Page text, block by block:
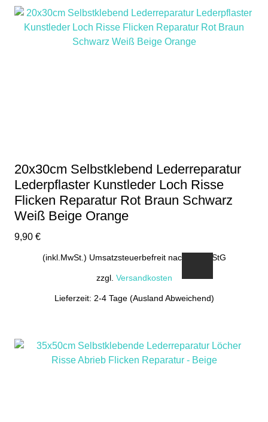
20x30cm Selbstklebend Lederreparatur
Lederpflaster Kunstleder Loch Risse
Flicken Reparatur Rot Braun Schwarz
Weiß Beige Orange
9,90 €
(inkl.MwSt.) Umsatzsteuerbefreit nach §19 UStG
zzgl. Versandkosten
Lieferzeit: 2-4 Tage (Ausland Abweichend)
weist
mehrere